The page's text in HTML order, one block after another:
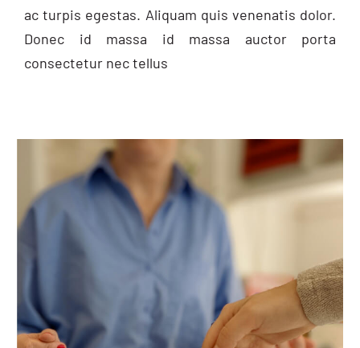
ac turpis egestas. Aliquam quis venenatis dolor.
Donec id massa id massa auctor porta
consectetur nec tellus